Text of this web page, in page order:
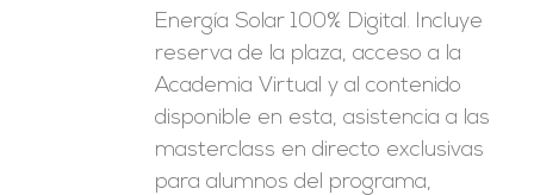
Energía Solar 100% Digital. Incluye
reserva de la plaza, acceso a la
Academia Virtual y al contenido
disponible en esta, asistencia a las
masterclass en directo exclusivas
para alumnos del programa,